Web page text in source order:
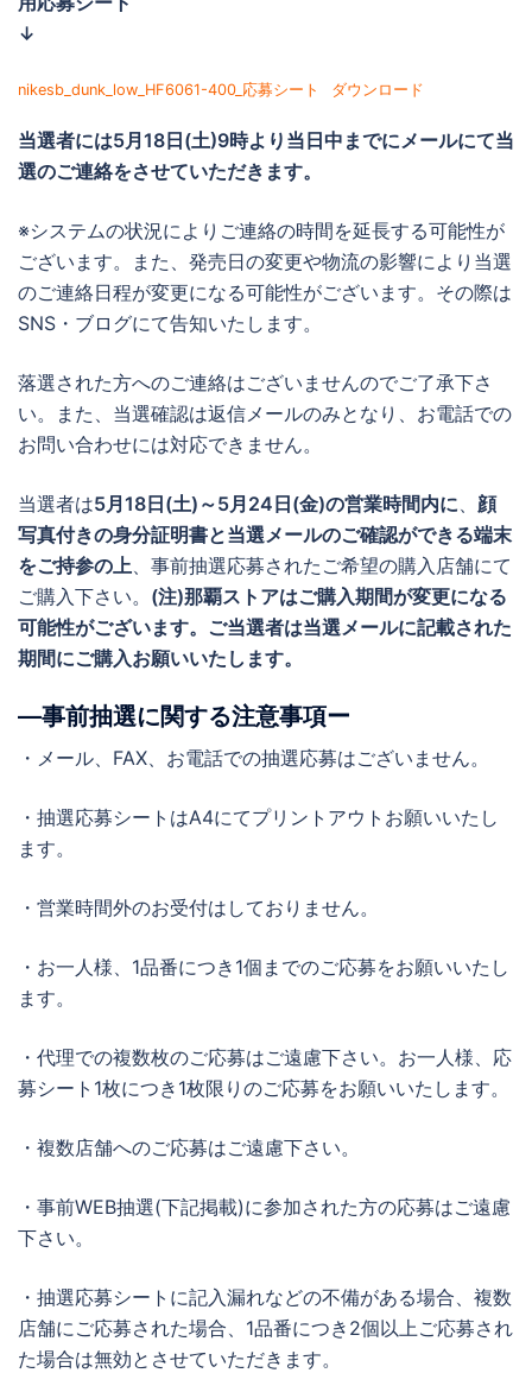
↓
nikesb_dunk_low_HF6061-400_応募シート ダウンロード
当選者には5月18日(土)9時より当日中までに メールにて当
選のご連絡をさせていただきます。
※システムの状況によりご連絡の時間を延長する可能性が
ございます。また、発売日の変更や物流の影響により当選
のご連絡日程が変更になる可能性がございます。その際は
SNS・ブログにて告知いたします。
落選された方へのご連絡はございませんのでご了承下さ
い。また、当選確認は返信メールのみとなり、お電話での
お問い合わせには対応できません。
当選者は5月18日(土)～5月24日(金)の営業時間内に
顔
写真付きの身分証明書と当選メールのご確認ができる端末
をご持参の上 、事前抽選応募されたご希望の購入店舗にて
ご購入下さい。 (注)那覇ストアはご購入期間が変更になる
可能性がございます。ご当選者は当選メールに記載された
期間にご購入お願いいたします。
―事前抽選に関する注意事項ー
・メール、FAX、お電話での抽選応募はございません。
・抽選応募シートはA4にてプリントアウトお願いいたし
ます。
・営業時間外のお受付はしておりません。
・お一人様、1品番につき1個までのご応募をお願いいたし
ます。
・代理での複数枚のご応募はご遠慮下さい。お一人様、応
募シート1枚につき1枚限りのご応募をお願いいたします。
・複数店舗へのご応募はご遠慮下さい。
・事前WEB抽選(下記掲載)に参加された方の応募はご遠慮
下さい。
・抽選応募シートに記入漏れなどの不備がある場合、複数
店舗にご応募された場合、1品番につき2個以上ご応募され
た場合は無効とさせていただきます。